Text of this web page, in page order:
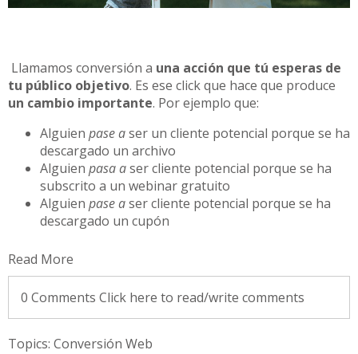
Llamamos conversión a una acción que tú esperas de
tu público objetivo. Es ese click que hace que produce
un cambio importante. Por ejemplo que:
Alguien pase aser un cliente potencial porque se ha
descargado un archivo
Alguien pasa aser cliente potencial porque se ha
subscrito a un webinar gratuito
Alguien pase aser cliente potencial porque se ha
descargado un cupón
Read More
0 Comments Click here to read/write comments
Topics: Conversión Web